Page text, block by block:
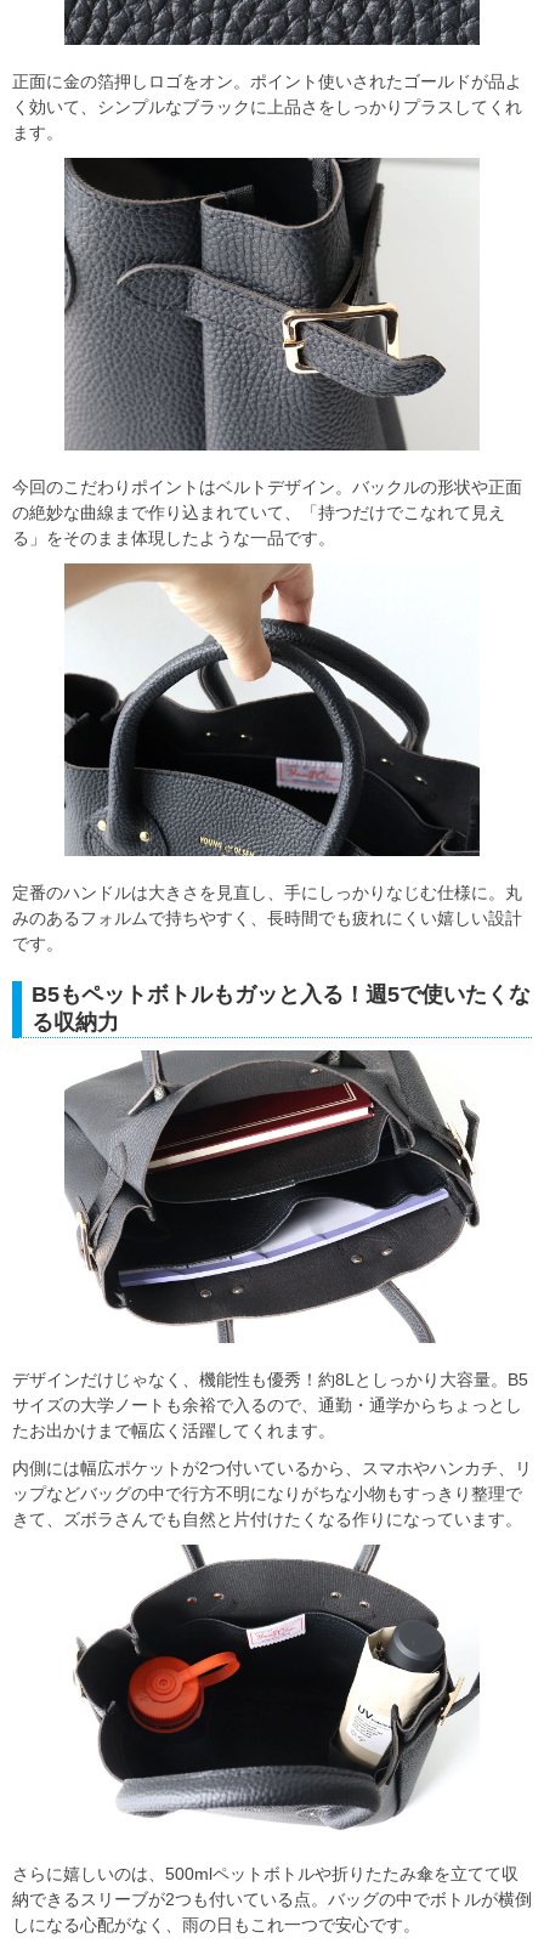
正面に金の箔押しロゴをオン。ポイント使いされたゴールドが品よ
く効いて、シンプルなブラックに上品さをしっかりプラスしてくれ
ます。
今回のこだわりポイントはベルトデザイン。バックルの形状や正面
の絶妙な曲線まで作り込まれていて、「持つだけでこなれて見え
る」をそのまま体現したような一品です。
定番のハンドルは大きさを見直し、手にしっかりなじむ仕様に。丸
みのあるフォルムで持ちやすく、長時間でも疲れにくい嬉しい設計
です。
B5もペットボトルもガッと入る！週5で使いたくな
る収納力
デザインだけじゃなく、機能性も優秀！約8Lとしっかり大容量。B5
サイズの大学ノートも余裕で入るので、通勤・通学からちょっとし
たお出かけまで幅広く活躍してくれます。
内側には幅広ポケットが2つ付いているから、スマホやハンカチ、リ
ップなどバッグの中で行方不明になりがちな小物もすっきり整理で
きて、ズボラさんでも自然と片付けたくなる作りになっています。
さらに嬉しいのは、500mlペットボトルや折りたたみ傘を立てて収
納できるスリーブが2つも付いている点。バッグの中でボトルが横倒
しになる心配がなく、雨の日もこれ一つで安心です。